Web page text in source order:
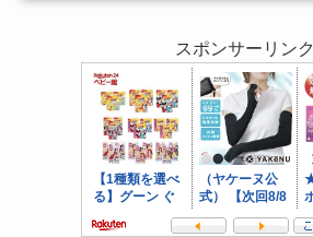
スポンサーリンク